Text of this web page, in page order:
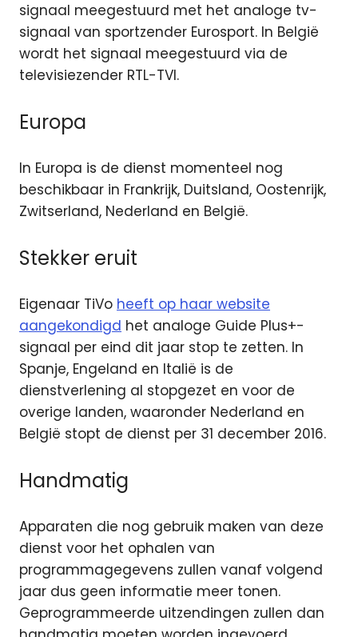
signaal meegestuurd met het analoge tv-
signaal van sportzender Eurosport. In België
wordt het signaal meegestuurd via de
televisiezender RTL-TVI.
Europa
In Europa is de dienst momenteel nog
beschikbaar in Frankrijk, Duitsland, Oostenrijk,
Zwitserland, Nederland en België.
Stekker eruit
Eigenaar TiVo heeft op haar website
aangekondigd het analoge Guide Plus+-
signaal per eind dit jaar stop te zetten. In
Spanje, Engeland en Italië is de
dienstverlening al stopgezet en voor de
overige landen, waaronder Nederland en
België stopt de dienst per 31 december 2016.
Handmatig
Apparaten die nog gebruik maken van deze
dienst voor het ophalen van
programmagegevens zullen vanaf volgend
jaar dus geen informatie meer tonen.
Geprogrammeerde uitzendingen zullen dan